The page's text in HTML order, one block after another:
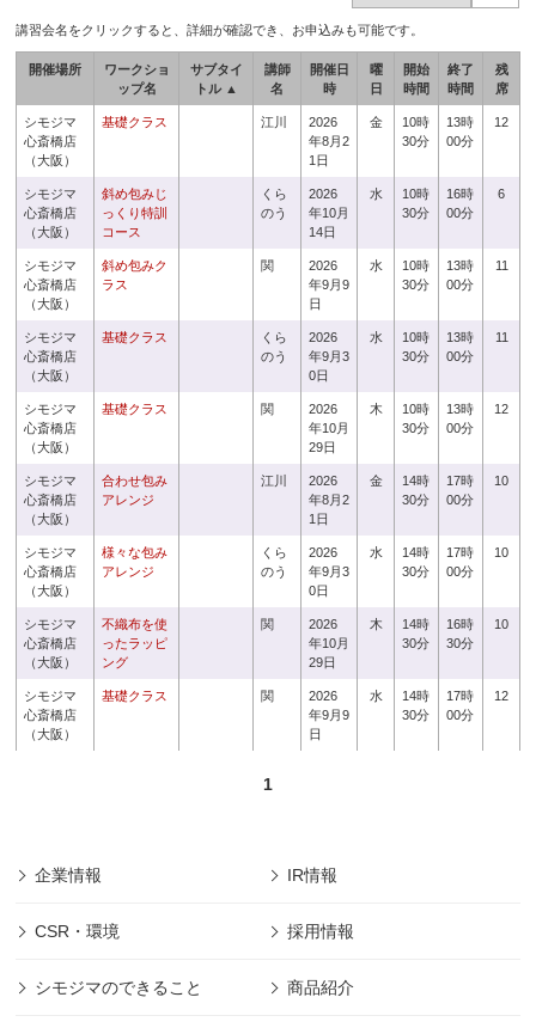
講習会名をクリックすると、詳細が確認でき、お申込みも可能です。
開催場所
ワークショ
ップ名
サブタイ
トル ▲
講師
名
開催日
時
曜
日
開始
時間
終了
時間
残
席
シモジマ
心斎橋店
（大阪）
基礎クラス 江川
2026
年8月2
1日
金
10時
30分
13時
00分
12
シモジマ
心斎橋店
（大阪）
斜め包みじ
っくり特訓
コース
くら
のう
2026
年10月
14日
水
10時
30分
16時
00分
6
シモジマ
心斎橋店
（大阪）
斜め包みク
ラス
関
2026
年9月9
日
水
10時
30分
13時
00分
11
シモジマ
心斎橋店
（大阪）
基礎クラス
くら
のう
2026
年9月3
0日
水
10時
30分
13時
00分
11
シモジマ
心斎橋店
（大阪）
基礎クラス 関
2026
年10月
29日
木
10時
30分
13時
00分
12
シモジマ
心斎橋店
（大阪）
合わせ包み
アレンジ
江川
2026
年8月2
1日
金
14時
30分
17時
00分
10
シモジマ
心斎橋店
（大阪）
様々な包み
アレンジ
くら
のう
2026
年9月3
0日
水
14時
30分
17時
00分
10
シモジマ
心斎橋店
（大阪）
不織布を使
ったラッピ
ング
関
2026
年10月
29日
木
14時
30分
16時
30分
10
シモジマ
心斎橋店
（大阪）
基礎クラス 関
2026
年9月9
日
水
14時
30分
17時
00分
12
1
企業情報 IR情報
CSR・環境 採用情報
シモジマのできること 商品紹介